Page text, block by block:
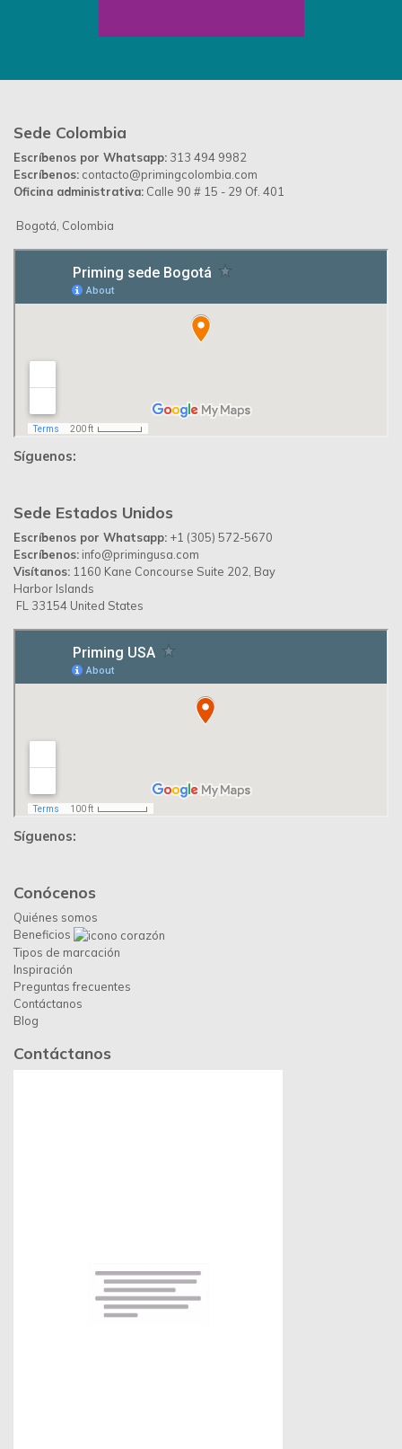
Sede Colombia
Escríbenos por Whatsapp: 313 494 9982
Escríbenos: contacto@primingcolombia.com
Oficina administrativa: Calle 90 # 15 - 29 Of. 401
Bogotá, Colombia
Síguenos:
Sede Estados Unidos
Escríbenos por Whatsapp: +1 (305) 572-5670
Escríbenos: info@primingusa.com
Visítanos: 1160 Kane Concourse Suite 202, Bay
Harbor Islands
FL 33154 United States
Síguenos:
Conócenos
Quiénes somos
Beneficios
Tipos de marcación
Inspiración
Preguntas frecuentes
Contáctanos
Blog
Contáctanos